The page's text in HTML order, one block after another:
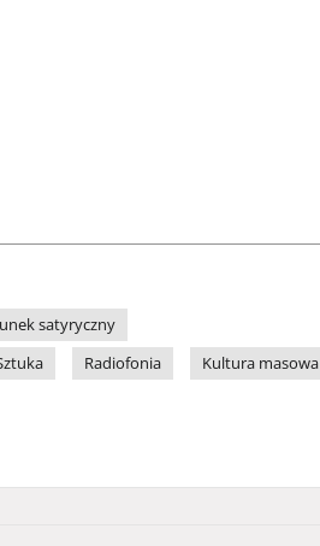
satyryczny
Radiofonia Kultura masowa